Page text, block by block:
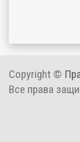
Copyright ©
Все права